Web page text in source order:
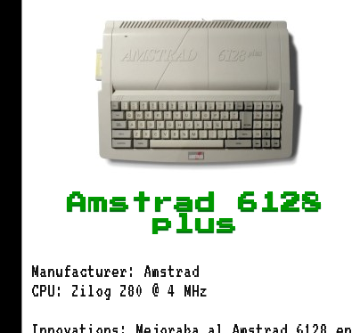
Amstrad 6128
plus
Manufacturer: Amstrad
CPU: Zilog Z80 @ 4 MHz